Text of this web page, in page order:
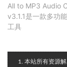
All to MP3 Audio
v3.1.1是一款多功
工具
1. 本站所有资源